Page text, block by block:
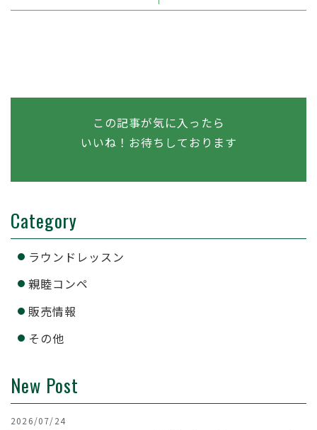
この記事が気に入ったら
いいね！お待ちしております
Category
ラウンドレッスン
親睦コンペ
販売情報
その他
New Post
2026/07/24